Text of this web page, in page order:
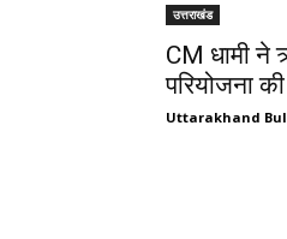
उत्तराखंड
CM धामी ने
परियोजना की
Uttarakhand